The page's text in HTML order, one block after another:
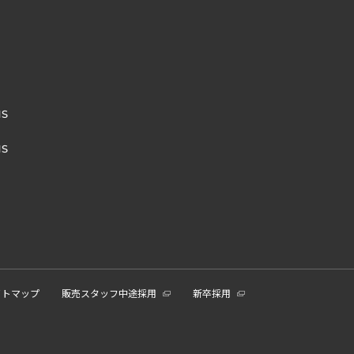
マップ 販売スタッフ中途採用 新卒採用